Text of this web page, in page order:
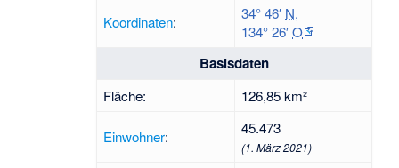
Koordinaten: 34° 46′ N,
134° 26′O
Basisdaten
Fläche: 126,85 km²
Einwohner: 45.473
(1. März 2021)